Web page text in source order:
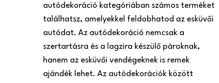
autódekoráció kategóriában számos terméket
találhatsz, amelyekkel feldobhatod az esküvői
autódat. Az autódekoráció nemcsak a
szertartásra és a lagzira készülő pároknak,
hanem az esküvői vendégeknek is remek
ajándék lehet. Az autódekorációk között